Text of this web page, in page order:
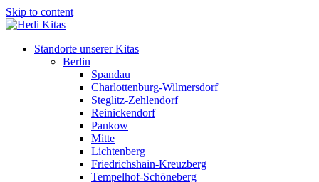
Skip to content
Standorte unserer Kitas
Berlin
Spandau
Charlottenburg-Wilmersdorf
Steglitz-Zehlendorf
Reinickendorf
Pankow
Mitte
Lichtenberg
Friedrichshain-Kreuzberg
Tempelhof-Schöneberg